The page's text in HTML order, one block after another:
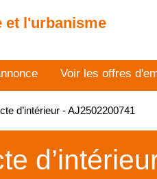
et l'urbanisme
Voir les offres
d’intérieur - AJ2502200741